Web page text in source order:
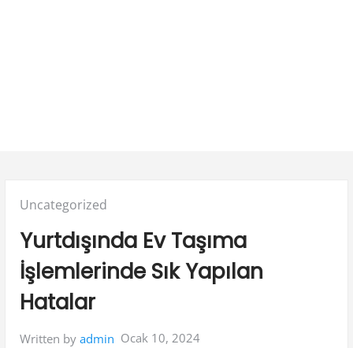
Posted
Uncategorized
Yurtdışında Ev Taşıma
İşlemlerinde Sık Yapılan
Hatalar
Written by admin Ocak 10, 2024